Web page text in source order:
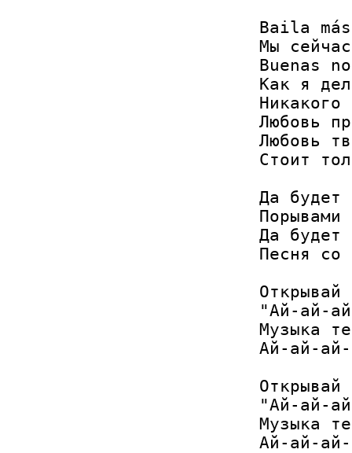
Baila
Мы
Buenas
Как я
Любовь
Любовь
Стоит
Да будет
Порывами
Да будет
Песня со
"Ай-ай-
Музыка
Ай-ай-
"Ай-ай-
Музыка
Ай-ай-